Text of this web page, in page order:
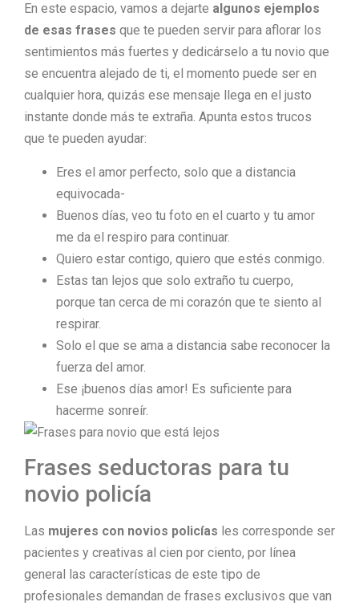
En este espacio, vamos a dejarte algunos ejemplos
de esas frases que te pueden servir para aflorar los
sentimientos más fuertes y dedicárselo a tu novio que
se encuentra alejado de ti, el momento puede ser en
cualquier hora, quizás ese mensaje llega en el justo
instante donde más te extraña. Apunta estos trucos
que te pueden ayudar:
Eres el amor perfecto, solo que a distancia
equivocada-
Buenos días, veo tu foto en el cuarto y tu amor
me da el respiro para continuar.
Quiero estar contigo, quiero que estés conmigo.
Estas tan lejos que solo extraño tu cuerpo,
porque tan cerca de mi corazón que te siento al
respirar.
Solo el que se ama a distancia sabe reconocer la
fuerza del amor.
Ese ¡buenos días amor! Es suficiente para
hacerme sonreír.
Frases seductoras para tu
novio policía
Las mujeres con novios policías les corresponde ser
pacientes y creativas al cien por ciento, por línea
general las características de este tipo de
profesionales demandan de frases exclusivos que van